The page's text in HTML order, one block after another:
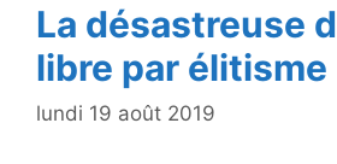
La désastreuse
libre par élitisme
lundi 19 août 2019